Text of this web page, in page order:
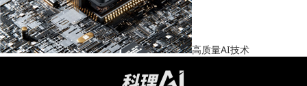
高质量AI技术